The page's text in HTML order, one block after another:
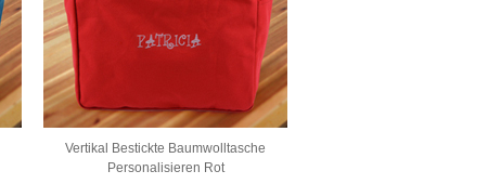
Vertikal Bestickte Baumwolltasche
Personalisieren Rot